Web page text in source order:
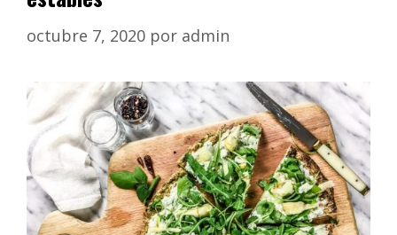
octubre 7, 2020 por admin